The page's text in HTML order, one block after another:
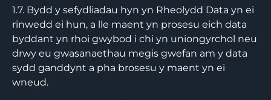
1.7. Bydd y sefydliadau hyn yn Rheolydd Data yn ei
rinwedd ei hun, a lle maent yn prosesu eich data
byddant yn rhoi gwybod i chi yn uniongyrchol neu
drwy eu gwasanaethau megis gwefan am y data
sydd ganddynt a pha brosesu y maent yn ei
wneud.